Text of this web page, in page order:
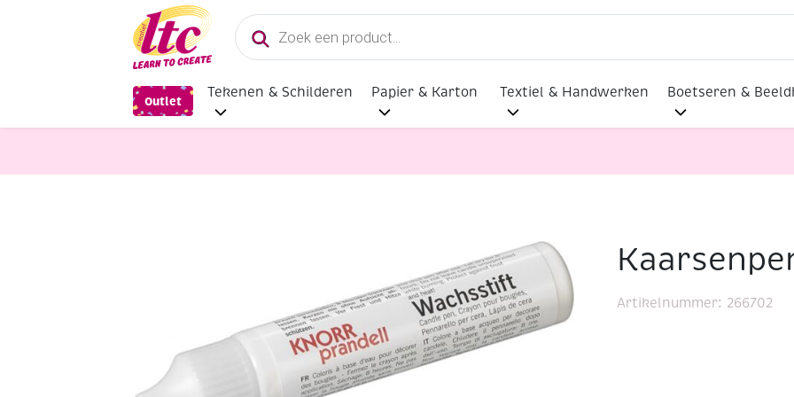
Producten
zoeken
Outlet
Tekenen & Schilderen Papier & Karton Textiel & Handwerken Boetseren &
Kaarsenpen 29 ml, Wit
Artikelnummer: 266702